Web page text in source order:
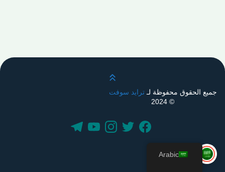
قم بالتمرير لأعلى
جميع الحقوق محفوظة لـترايد سوفت
© 2024
Arabic